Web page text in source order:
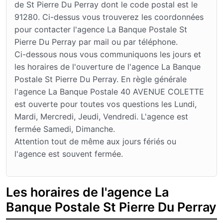
de St Pierre Du Perray dont le code postal est le
91280. Ci-dessus vous trouverez les coordonnées
pour contacter l'agence La Banque Postale St
Pierre Du Perray par mail ou par téléphone.
Ci-dessous nous vous communiquons les jours et
les horaires de l'ouverture de l'agence La Banque
Postale St Pierre Du Perray. En règle générale
l'agence La Banque Postale 40 AVENUE COLETTE
est ouverte pour toutes vos questions les Lundi,
Mardi, Mercredi, Jeudi, Vendredi. L'agence est
fermée Samedi, Dimanche.
Attention tout de même aux jours fériés ou
l'agence est souvent fermée.
Les horaires de l'agence La
Banque Postale St Pierre Du Perray